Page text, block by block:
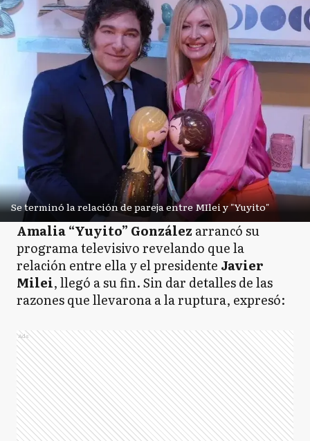
Se terminó la relación de pareja entre MIlei y "Yuyito"
Amalia “Yuyito” González arrancó su
programa televisivo revelando que la
relación entre ella y el presidente Javier
Milei, llegó a su fin. Sin dar detalles de las
razones que llevarona a la ruptura, expresó:
Ads